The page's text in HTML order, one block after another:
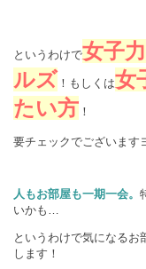
というわけで女子
ルズ ！もしくは女
たい方 ！
要チェックでございます
人もお部屋も一期一会。
いかも…
というわけで気になるお
します！